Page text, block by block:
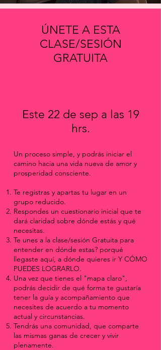
ÚNETE A ESTA
CLASE/SESIÓN
GRATUITA
Este 22 de sep a las 19
hrs.
Un proceso simple, y podrás iniciar el
camino hacia una vida nueva de amor y
prosperidad consciente.
Te registras y apartas tu lugar en un
grupo reducido.
Respondes un cuestionario inicial que te
dará claridad sobre dónde estás y qué
necesitas.
Te unes a la clase/sesión Gratuita para
entender en dónde estas? porqué
llegaste aquí, a dónde quieres ir Y CÓMO
PUEDES LOGRARLO.
Una vez que tienes el "mapa claro",
podrás decidir de qué forma te gustaría
tener la guía y acompañamiento que
necesites de acuerdo a tu momento
actual y circunstancias.
Tendrás una comunidad, que comparte
las mismas ganas de crecer y vivir
plenamente.